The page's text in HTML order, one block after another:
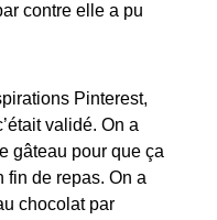
contre elle a pu
Pinterest,
validé. On a
gâteau pour que ça
fin de repas. On a
chocolat par